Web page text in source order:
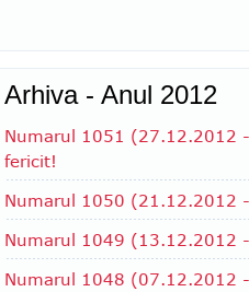
Arhiva - Anul 2012
Numarul 1051 (27.12.2012
fericit!
Numarul 1050 (21.12.2012
Numarul 1049 (13.12.2012
Numarul 1048 (07.12.2012